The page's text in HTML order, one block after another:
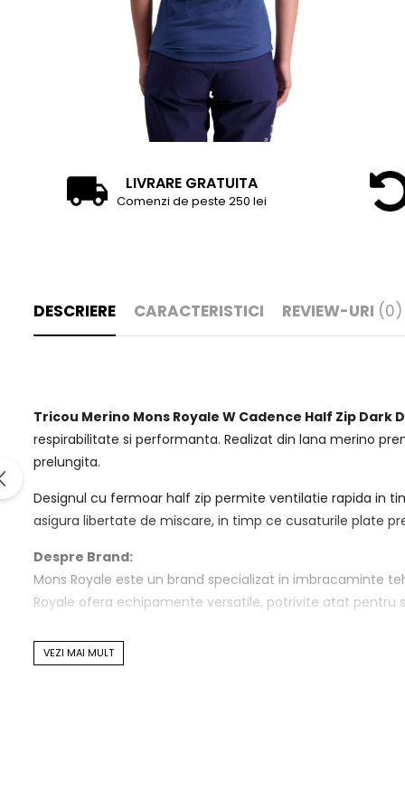
LIVRARE GRATUITA
Comenzi de peste 250 lei
DESCRIERE CARACTERISTICI REVIEW-URI (0)
Tricou Merino Mons Royale W Cadence Half Zip Dark
respirabilitate si performanta. Realizat din lana merino
prelungita.
Designul cu fermoar half zip permite ventilatie rapida in
asigura libertate de miscare, in timp ce cusaturile plate
Despre Brand:
Mons Royale este un brand specializat in imbracaminte
Royale ofera echipamente versatile, potrivite atat
Specificatii tehnice:
VEZI MAI MULT